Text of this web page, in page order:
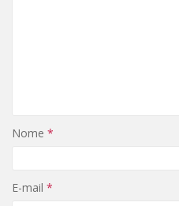
Nome *
E-mail *